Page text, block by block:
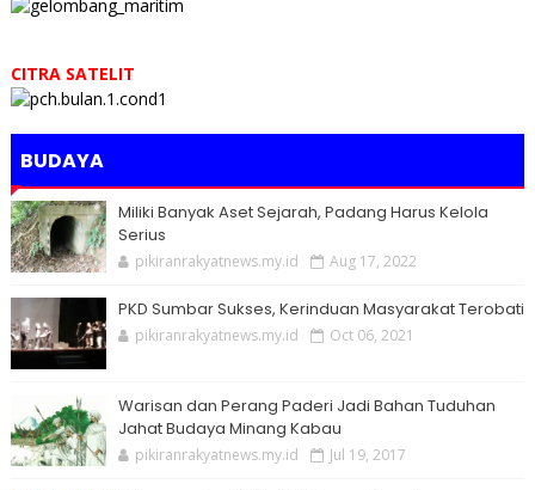
CITRA SATELIT
BUDAYA
Miliki Banyak Aset Sejarah, Padang Harus Kelola
Serius
pikiranrakyatnews.my.id Aug 17, 2022
PKD Sumbar Sukses, Kerinduan Masyarakat Terobati
pikiranrakyatnews.my.id Oct 06, 2021
Warisan dan Perang Paderi Jadi Bahan Tuduhan
Jahat Budaya Minang Kabau
pikiranrakyatnews.my.id Jul 19, 2017